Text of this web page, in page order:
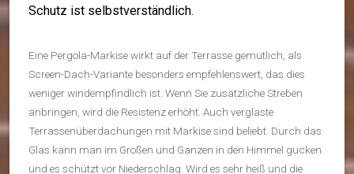
Schutz ist selbstverständlich.
Eine Pergola-Markise wirkt auf der Terrasse gemütlich, als
Screen-Dach-Variante besonders empfehlenswert, das dies
weniger windempfindlich ist. Wenn Sie zusätzliche Streben
anbringen, wird die Resistenz erhöht. Auch verglaste
Terrassenüberdachungen mit Markise sind beliebt. Durch das
Glas kann man im Großen und Ganzen in den Himmel gucken
und es schützt vor Niederschlag. Wird es sehr heiß und die